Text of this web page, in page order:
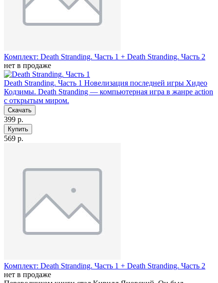
Комплект: Death Stranding. Часть 1 + Death Stranding. Часть 2
нет в продаже
Death Stranding. Часть 1 Новелизация последней игры Хидео
Кодзимы. Death Stranding — компьютерная игра в жанре action
с открытым миром.
Скачать
399 р.
Купить
569 р.
Комплект: Death Stranding. Часть 1 + Death Stranding. Часть 2
нет в продаже